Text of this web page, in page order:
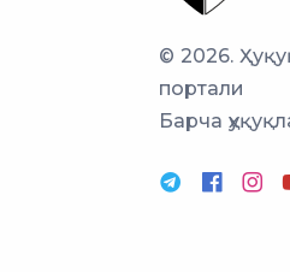
© 2026.
портали
Барча